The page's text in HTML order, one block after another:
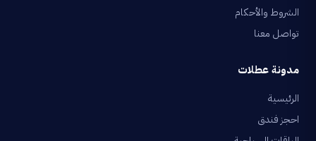
الشروط والأحكام
تواصل معنا
مدونة عطلات
الرئيسية
احجز فندق